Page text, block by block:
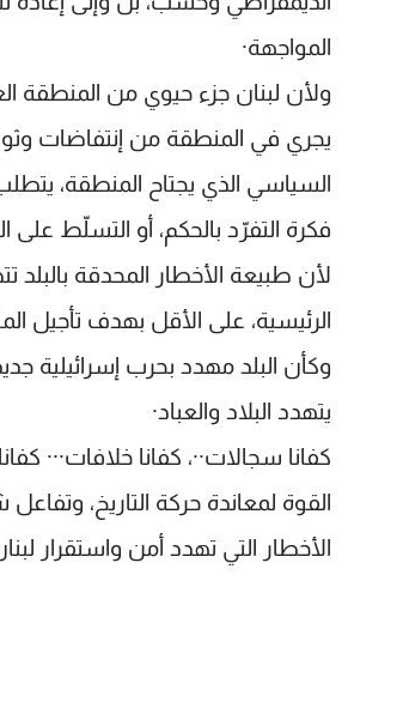
المواجهة·
ولأن لبنان جزء حيوي من المنطقة
يجري في المنطقة من إنتفاضات
فكرة التفرّد بالحكم، أو التسلّط على
لأن طبيعة الأخطار المحدقة
الرئيسية، على الأقل بهدف تأجيل
وكأن البلد مهدد بحرب إسرائيلية
يتهدد البلاد والعباد·
كفانا سجالات··، كفانا خلافات···
القوة لمعاندة حركة التاريخ،
الأخطار التي تهدد أمن واستقرار